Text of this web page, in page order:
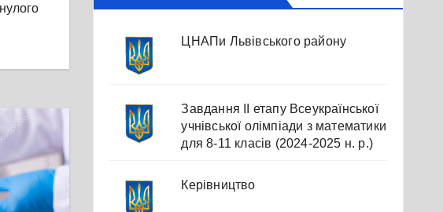
ЦНАПи Львівського району
Завдання ІІ етапу Всеукраїнської
учнівської олімпіади з математики
для 8-11 класів (2024-2025 н. р.)
Керівництво